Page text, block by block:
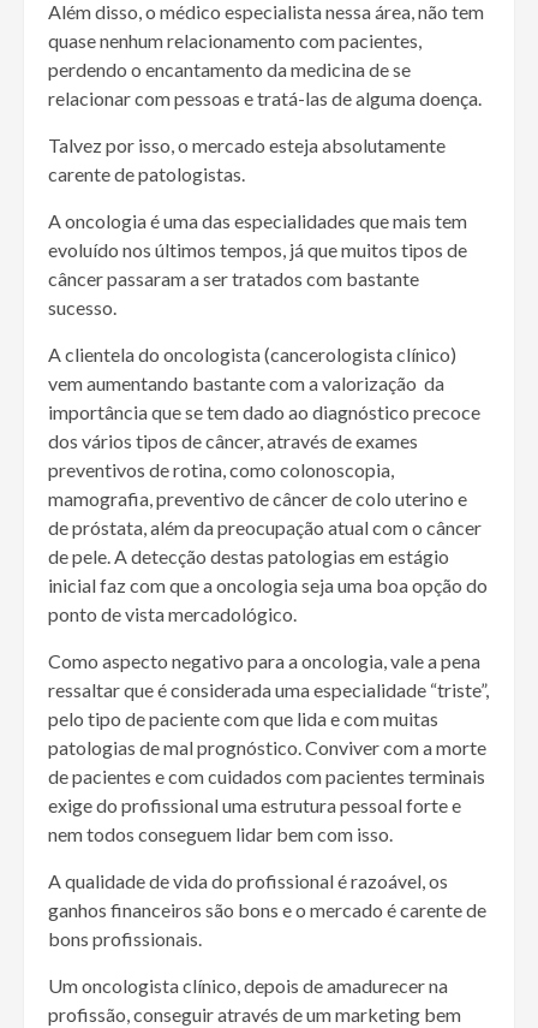
Além disso, o médico especialista nessa área, não tem
quase nenhum relacionamento com pacientes,
perdendo o encantamento da medicina de se
relacionar com pessoas e tratá-las de alguma doença.
Talvez por isso, o mercado esteja absolutamente
carente de patologistas.
A oncologia é uma das especialidades que mais tem
evoluído nos últimos tempos, já que muitos tipos de
câncer passaram a ser tratados com bastante
sucesso.
A clientela do oncologista (cancerologista clínico)
vem aumentando bastante com a valorização da
importância que se tem dado ao diagnóstico precoce
dos vários tipos de câncer, através de exames
preventivos de rotina, como colonoscopia,
mamografia, preventivo de câncer de colo uterino e
de próstata, além da preocupação atual com o câncer
de pele. A detecção destas patologias em estágio
inicial faz com que a oncologia seja uma boa opção do
ponto de vista mercadológico.
Como aspecto negativo para a oncologia, vale a pena
ressaltar que é considerada uma especialidade “triste”,
pelo tipo de paciente com que lida e com muitas
patologias de mal prognóstico. Conviver com a morte
de pacientes e com cuidados com pacientes terminais
exige do profissional uma estrutura pessoal forte e
nem todos conseguem lidar bem com isso.
A qualidade de vida do profissional é razoável, os
ganhos financeiros são bons e o mercado é carente de
bons profissionais.
Um oncologista clínico, depois de amadurecer na
profissão, conseguir através de um marketing bem